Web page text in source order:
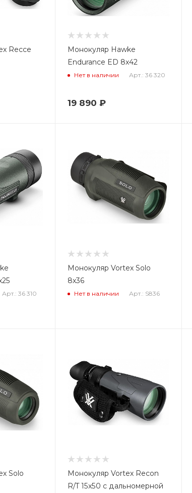
Recce
Монокуляр Hawke
Endurance ED 8x42
Нет в наличии Арт.: 36 320
19 890 ₽
Арт.: 36 310
Монокуляр Vortex Solo
8x36
Нет в наличии Арт.: S836
Solo
Монокуляр Vortex Recon
R/T 15x50 с дальномерной